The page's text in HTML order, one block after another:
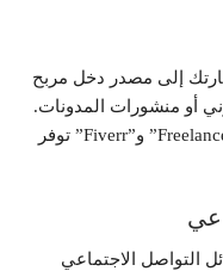
إلى مصدر دخل مربح
أو منشورات المدونات.
منصات العمل الحر؛ مثل “Upwork” و”Freelancer” و”Fiverr” توفر
التواصل الاجتماعي